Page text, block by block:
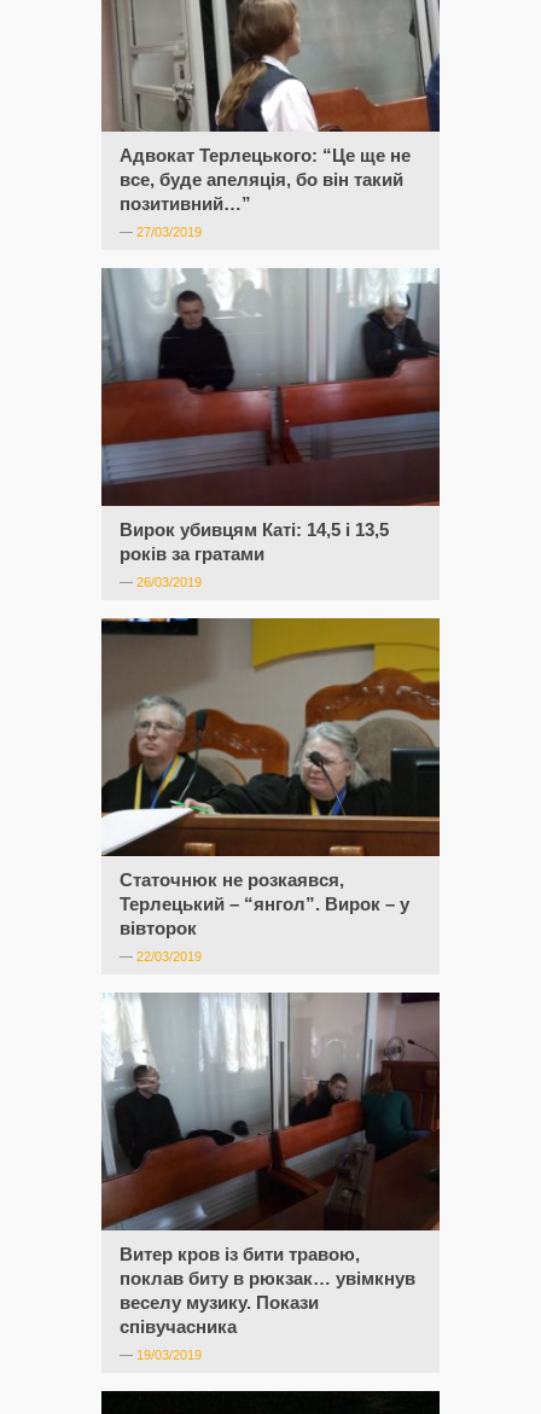
Адвокат Терлецького: “Це ще не
все, буде апеляція, бо він такий
позитивний…”
— 27/03/2019
Вирок убивцям Каті: 14,5 і 13,5
років за гратами
— 26/03/2019
Статочнюк не розкаявся,
Терлецький – “янгол”. Вирок – у
вівторок
— 22/03/2019
Витер кров із бити травою,
поклав биту в рюкзак… увімкнув
веселу музику. Покази
співучасника
— 19/03/2019